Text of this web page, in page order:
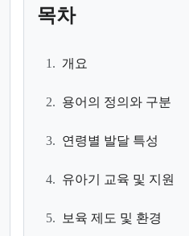
목차
1. 개요
2. 용어의 정의와 구분
3. 연령별 발달 특성
4. 유아기 교육 및 지원
5. 보육 제도 및 환경